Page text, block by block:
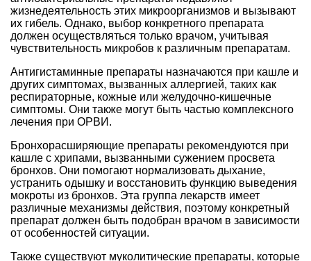
жизнедеятельность этих микроорганизмов и вызывают
их гибель. Однако, выбор конкретного препарата
должен осуществляться только врачом, учитывая
чувствительность микробов к различным препаратам.
Антигистаминные препараты назначаются при кашле и
других симптомах, вызванных аллергией, таких как
респираторные, кожные или желудочно-кишечные
симптомы. Они также могут быть частью комплексного
лечения при ОРВИ.
Бронхорасширяющие препараты рекомендуются при
кашле с хрипами, вызванными сужением просвета
бронхов. Они помогают нормализовать дыхание,
устранить одышку и восстановить функцию выведения
мокроты из бронхов. Эта группа лекарств имеет
различные механизмы действия, поэтому конкретный
препарат должен быть подобран врачом в зависимости
от особенностей ситуации.
Также существуют муколитические препараты, которые